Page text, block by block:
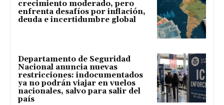
crecimiento moderado, pero
enfrenta desafíos por inflación,
deuda e incertidumbre global
Departamento de Seguridad
Nacional anuncia nuevas
restricciones: indocumentados
ya no podrán viajar en vuelos
nacionales, salvo para salir del
país